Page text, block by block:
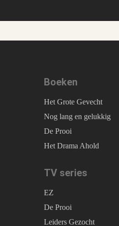
Boeken
Het Grote Gevecht
Nog lang en gelukkig
De Prooi
Het Drama Ahold
TV series
EZ
De Prooi
Leiders Gezocht